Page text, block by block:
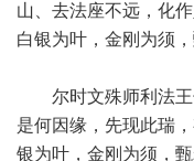
山、去法座不远，化
白银为叶，金刚为须
尔时文殊师利法王
是何因缘，先现此瑞
银为叶，金刚为须，